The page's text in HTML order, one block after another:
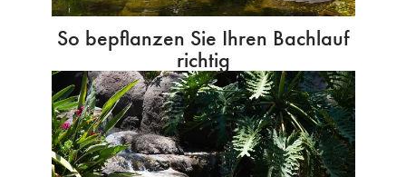
So bepflanzen Sie Ihren Bachlauf
richtig